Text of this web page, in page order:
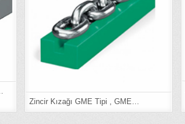
Zincir Kızağı GME Tipi , GME…